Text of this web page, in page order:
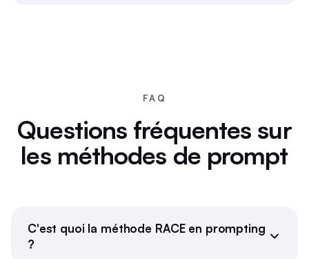
FAQ
Questions fréquentes sur
les méthodes de prompt
C'est quoi la méthode RACE en prompting
?